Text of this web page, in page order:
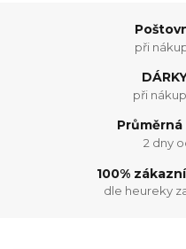
při
při
2 dny
100%
dle heureky